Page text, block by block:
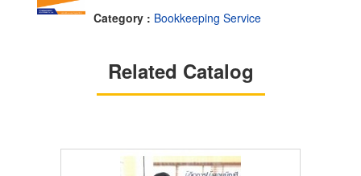
Category : Bookkeeping Service
Related Catalog